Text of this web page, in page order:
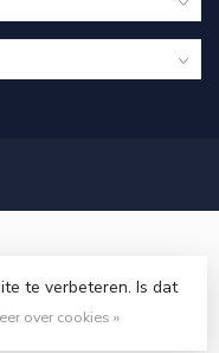
te verbeteren. Is dat
over cookies »